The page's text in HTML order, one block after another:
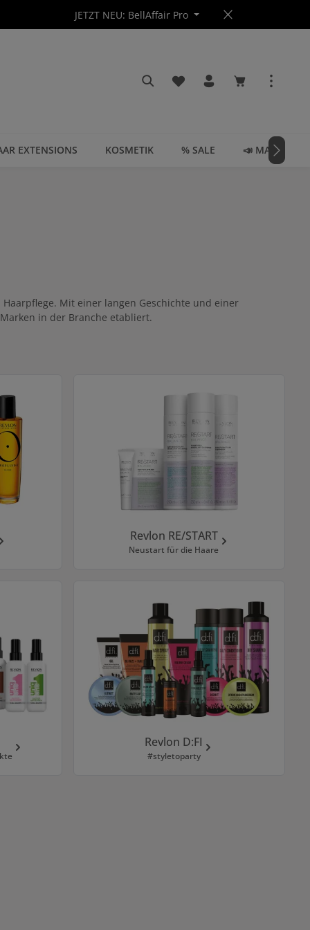
JETZT NEU: BellAffair Pro
Du hast 0 Produkte auf
Warenkorb
EXTENSIONS KOSMETIK % SALE 📣 MAGAZIN
Mit einer langen Geschichte und einer
in der Branche etabliert.
Revlon RE/START
Neustart für die Haare
Revlon D:FI
#styletoparty